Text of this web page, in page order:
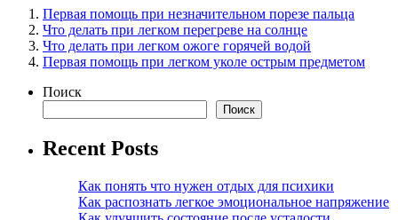
Первая помощь при незначительном порезе пальца
Что делать при легком перегреве на солнце
Что делать при легком ожоге горячей водой
Первая помощь при легком уколе острым предметом
Поиск
Поиск
Recent Posts
Как понять что нужен отдых для психики
Как распознать легкое эмоциональное напряжение